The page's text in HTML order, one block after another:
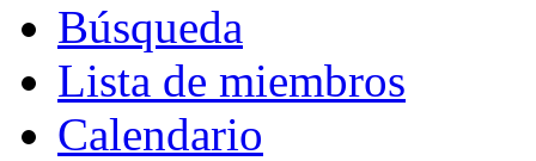
Búsqueda
Lista de miembros
Calendario